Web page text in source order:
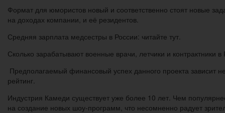
Формат для юмористов новый и соответственно стоят новые
на доходах компании, и её резидентов.
Средняя зарплата медсестры в России: читайте тут.
Сколько зарабатывают военные врачи, летчики и
Предполагаемый финансовый успех данного проекта зависит
рейтинг.
Индустрия Камеди существует уже более 10 лет. Чем
на создание новых шоу-программ, что несомненно радует